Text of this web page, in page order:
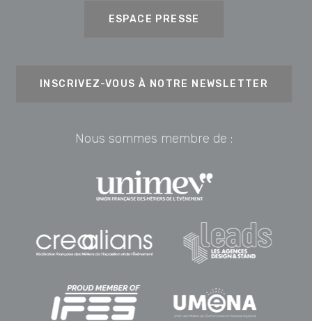
ESPACE PRESSE
INSCRIVEZ-VOUS À NOTRE NEWSLETTER
Nous sommes membre de :